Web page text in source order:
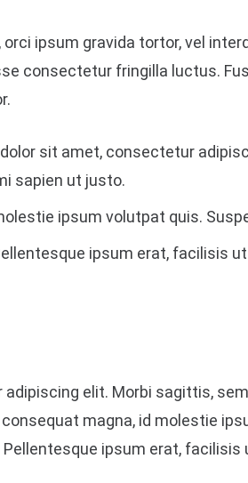
ipsum gravida tortor, vel
consectetur fringilla luctus.
sit amet, consectetur
sapien ut justo.
ipsum volutpat quis.
ipsum erat, facilisis
elit. Morbi sagittis,
magna, id molestie
ipsum erat,